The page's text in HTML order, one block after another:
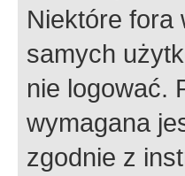
Niektóre fora
samych
nie logować.
wymagana
zgodnie z